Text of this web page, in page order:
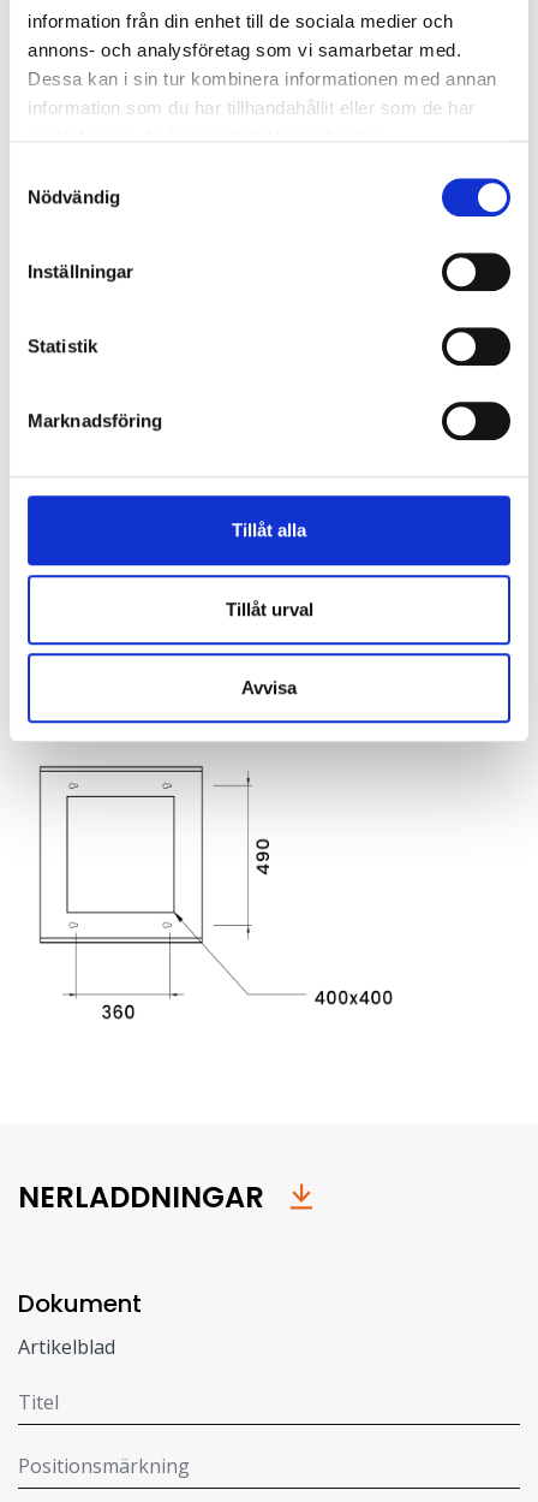
information från din enhet till de sociala medier och
annons- och analysföretag som vi samarbetar med.
Dessa kan i sin tur kombinera informationen med annan
information som du har tillhandahållit eller som de har
Nödvändig
Inställningar
Statistik
Marknadsföring
Tillåt alla
Tillåt urval
Avvisa
Montage
Armaturen kan monteras över utlopp eller takdosa
och går även att montera med utanpåliggande kabel.
monteringsanvisning.
Typ av montage:
NERLADDNINGAR
Dokument
Artikelblad